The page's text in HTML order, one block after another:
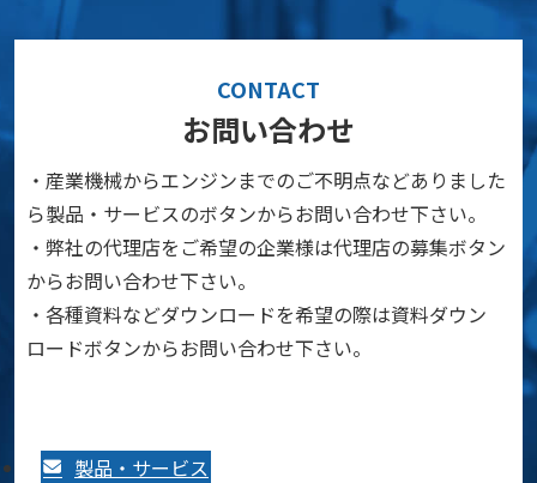
CONTACT
お問い合わせ
・産業機械からエンジンまでのご不明点などありました
ら製品・サービスのボタンからお問い合わせ下さい。
・弊社の代理店をご希望の企業様は代理店の募集ボタン
からお問い合わせ下さい。
・各種資料などダウンロードを希望の際は資料ダウン
ロードボタンからお問い合わせ下さい。
製品・サービス